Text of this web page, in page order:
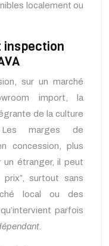
localement ou
inspection
sur un marché
import, la
de la culture
Les marges de
concession, plus
un étranger, il peut
prix”, surtout sans
local ou des
parfois
.